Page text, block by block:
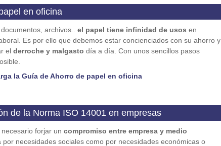
en oficina
archivos.. el papel tiene infinidad de usos en
Es por ello que debemos estar concienciados con su ahorro y
el derroche y malgasto día a día. Con unos sencillos pasos
la Guía de Ahorro de papel en oficina
de la Norma ISO 14001 en empresas
forjar un compromiso entre empresa y medio
por necesidades sociales como por necesidades económicas o